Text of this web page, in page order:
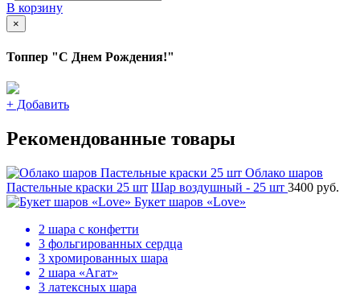
В корзину
×
Топпер "С Днем Рождения!"
+ Добавить
Рекомендованные товары
Облако шаров
Пастельные краски 25 шт Шар воздушный - 25 шт 3400 руб.
Букет шаров «Love»
2 шара с конфетти
3 фольгированных сердца
3 хромированных шара
2 шара «Агат»
3 латексных шара